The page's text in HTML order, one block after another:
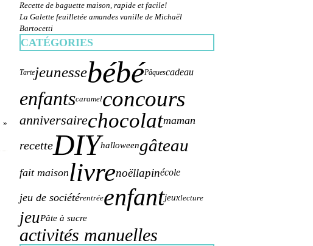
Recette de baguette maison, rapide et facile!
La Galette feuilletée amandes vanille de Michaël
Bartocetti
CATÉGORIES
TartejeunessebébéPâquescadeau
enfantscaramelconcours
anniversairechocolatmaman
recetteDIYhalloweengâteau
fait maisonlivrenoëllapinécole
jeu de sociétérentréeenfantjeuxlecture
jeuPâte à sucre
activités manuelles